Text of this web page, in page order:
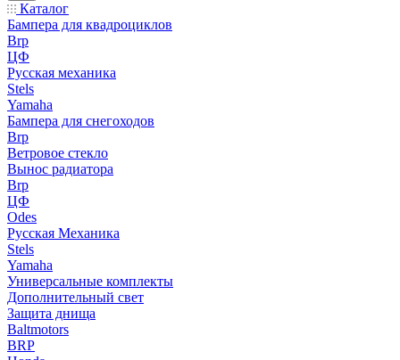
Каталог
Бампера для квадроциклов
Brp
ЦФ
Русская механика
Stels
Yamaha
Бампера для снегоходов
Brp
Ветровое стекло
Вынос радиатора
Brp
ЦФ
Odes
Русская Механика
Stels
Yamaha
Универсальные комплекты
Дополнительный свет
Защита днища
Baltmotors
BRP